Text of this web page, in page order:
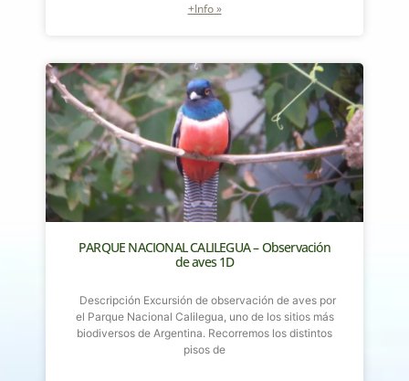
+Info »
PARQUE NACIONAL CALILEGUA – Observación
de aves 1D
Descripción Excursión de observación de aves por
el Parque Nacional Calilegua, uno de los sitios más
biodiversos de Argentina. Recorremos los distintos
pisos de